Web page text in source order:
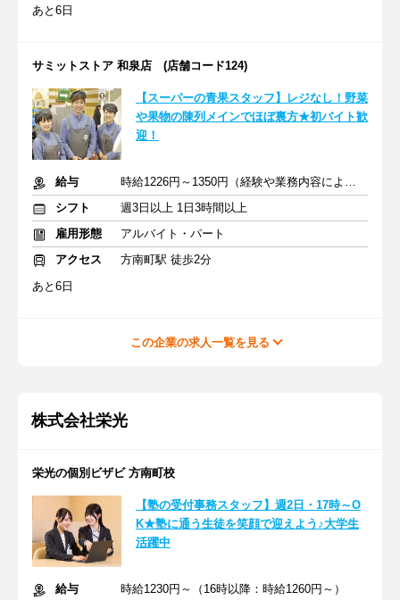
あと6日
サミットストア 和泉店 (店舗コード124)
【スーパーの青果スタッフ】レジなし！野菜
や果物の陳列メインでほぼ裏方★初バイト歓
迎！
給与
時給1226円～1350円（経験や業務内容による）+交通費全額
シフト
週3日以上 1日3時間以上
雇用形態
アルバイト・パート
アクセス
方南町駅 徒歩2分
あと6日
この企業の求人一覧を見る
株式会社栄光
栄光の個別ビザビ 方南町校
【塾の受付事務スタッフ】週2日・17時～O
K★塾に通う生徒を笑顔で迎えよう♪大学生
活躍中
給与 時給1230円～（16時以降：時給1260円～）